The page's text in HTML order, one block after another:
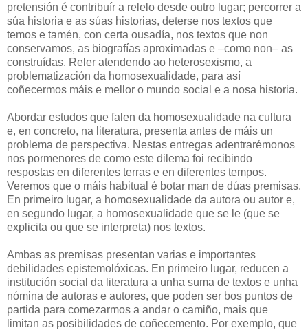
pretensión é contribuír a relelo desde outro lugar; percorrer a
súa historia e as súas historias, deterse nos textos que
temos e tamén, con certa ousadía, nos textos que non
conservamos, as biografías aproximadas e –como non– as
construídas. Reler atendendo ao heterosexismo, a
problematización da homosexualidade, para así
coñecermos máis e mellor o mundo social e a nosa historia.
Abordar estudos que falen da homosexualidade na cultura
e, en concreto, na literatura, presenta antes de máis un
problema de perspectiva. Nestas entregas adentrarémonos
nos pormenores de como este dilema foi recibindo
respostas en diferentes terras e en diferentes tempos.
Veremos que o máis habitual é botar man de dúas premisas.
En primeiro lugar, a homosexualidade da autora ou autor e,
en segundo lugar, a homosexualidade que se le (que se
explicita ou que se interpreta) nos textos.
Ambas as premisas presentan varias e importantes
debilidades epistemolóxicas. En primeiro lugar, reducen a
institución social da literatura a unha suma de textos e unha
nómina de autoras e autores, que poden ser bos puntos de
partida para comezarmos a andar o camiño, mais que
limitan as posibilidades de coñecemento. Por exemplo, que